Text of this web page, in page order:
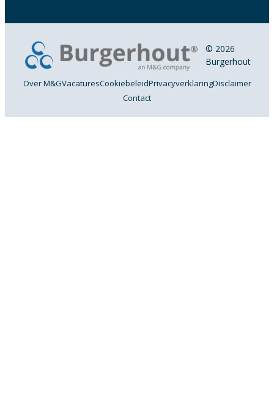
© 2026
Burgerhout
Over M&GVacaturesCookiebeleidPrivacyverklaringDisclaimer
Contact